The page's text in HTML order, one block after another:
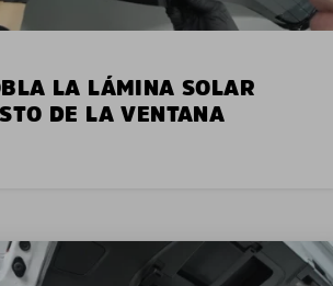
LA LÁMINA SOLAR
DE LA VENTANA